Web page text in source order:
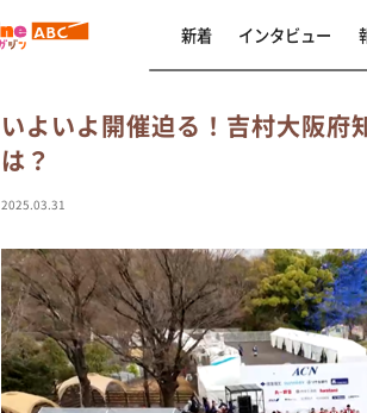
新着 インタビュー
いよいよ開催迫る！吉村大阪府
は？
2025.03.31